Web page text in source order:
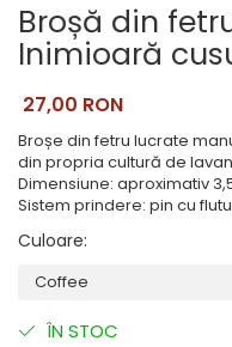
Broșă din
Inimioară
27,00 RON
Broșe din fetru lucrate
din propria cultură de
Dimensiune: aproximativ
Sistem prindere: pin cu
Culoare:
ÎN STOC